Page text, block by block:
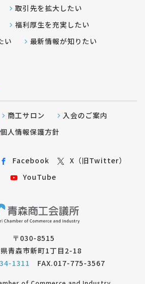
取引先を拡大したい
福利厚生を充実したい
い
最新情報が知りたい
商工サロン
入会のご案内
個人情報保護方針
Facebook
X（旧Twitter）
YouTube
〒030-8515
青森市新町1丁目2-18
1311
FAX.017-775-3567